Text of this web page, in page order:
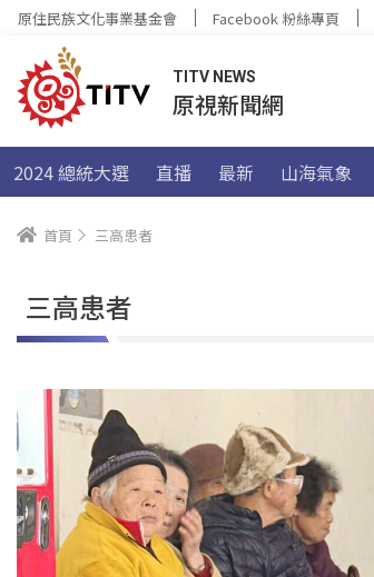
原住民族文化事業基金會 Facebook 粉絲專頁
TITV NEWS
原視新聞網
2024 總統大選 直播 最新 山海氣象
首頁 三高患者
三高患者